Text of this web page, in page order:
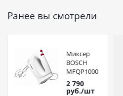
Ранее вы смотрели
Миксер
BOSCH
MFQP1000
2 790
руб./шт